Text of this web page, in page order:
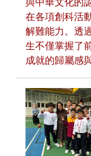
在各項創科活
解難能力。透
生不僅掌握了
成就的歸屬感